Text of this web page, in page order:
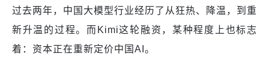
过去两年，中国大模型行业经历了从狂热、降温，到重
新升温的过程。而Kimi这轮融资，某种程度上也标志
着：资本正在重新定价中国AI。